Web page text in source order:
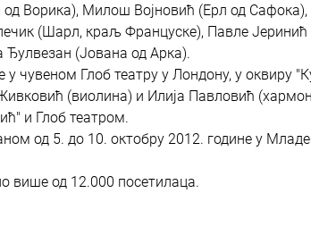
Ворика), Милош Војновић (Ерл од Сафока),
(Шарл, краљ Француске), Павле Јеринић
Ђулвезан (Јована од Арка).
у чувеном Глоб театру у Лондону, у оквиру
(виолина) и Илија Павловић
и Глоб театром.
од 5. до 10. октобру 2012. године у
више од 12.000 посетилаца.